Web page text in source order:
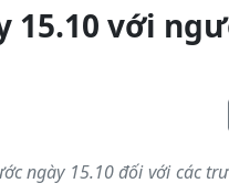
15.10 với
ngày 15.10 đối với các